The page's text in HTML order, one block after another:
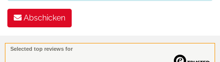
Abschicken
Selected top reviews for